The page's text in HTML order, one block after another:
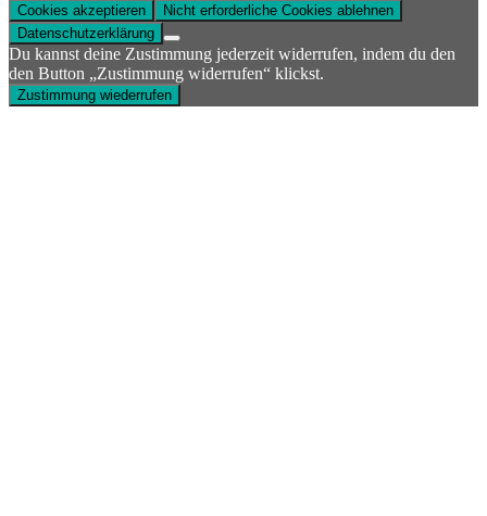
Cookies akzeptieren
Nicht erforderliche Cookies ablehnen
Datenschutzerklärung
Du kannst deine Zustimmung jederzeit widerrufen, indem du den
den Button „Zustimmung widerrufen“ klickst.
Zustimmung wiederrufen